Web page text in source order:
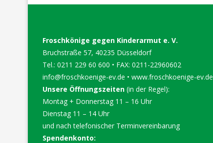
Froschkönige gegen Kinderarmut e. V.
Bruchstraße 57, 40235 Düsseldorf
Tel.: 0211 229 60 600 • FAX: 0211-22960602
info@froschkoenige-ev.de • www.froschkoenige-ev.de
Unsere Öffnungszeiten (in der Regel):
Montag + Donnerstag 11 – 16 Uhr
Dienstag 11 – 14 Uhr
und nach telefonischer Terminvereinbarung
Spendenkonto: